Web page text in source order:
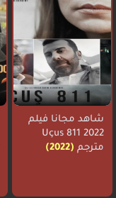
شاهد مجانا فيلم
Uçus 811 2022
مترجم (2022)